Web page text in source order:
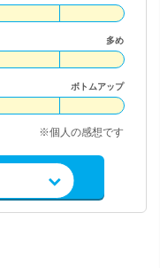
多め
ボトムアップ
※個人の感想です